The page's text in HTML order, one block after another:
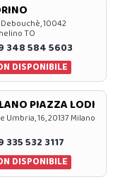
10042
TO
348 584 5603
DISPONIBILE
PIAZZA LODI
Umbria, 16, 20137 Milano
335 532 3117
DISPONIBILE